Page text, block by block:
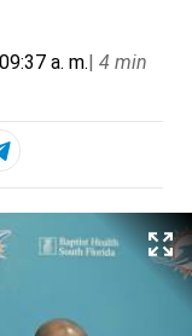
a. m.| 4 min